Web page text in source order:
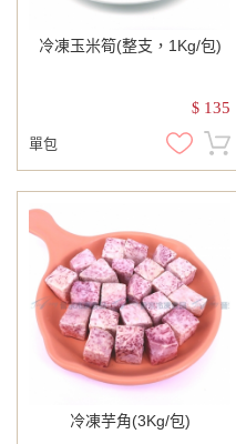
冷凍玉米筍(整支，1Kg/包)
$ 135
單包
冷凍芋角(3Kg/包)